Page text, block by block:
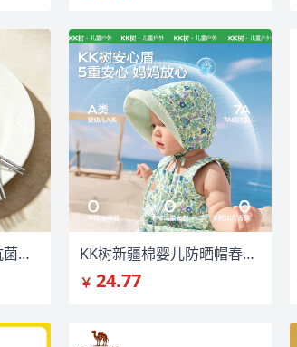
德世朗纯钛筷子家用抗菌防霉耐高温 KK树新疆棉婴儿防晒帽春夏薄款遮阳帽
￥ 24.77